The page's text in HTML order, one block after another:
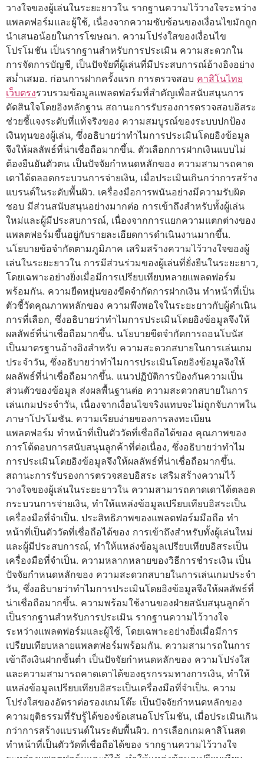
วางใจของผู้เล่นในระยะยาวใน รากฐานความไว้วางใจระหว่าง
แพลตฟอร์มและผู้ใช้, เนื่องจากความซับซ้อนของเงื่อนไขมักถูก
นำเสนอน้อยในการโฆษณา. ความโปร่งใสของเงื่อนไข
โปรโมชัน เป็นรากฐานสำหรับการประเมิน ความสะดวกใน
การจัดการบัญชี, เป็นปัจจัยที่ผู้เล่นที่มีประสบการณ์อ้างอิงอย่าง
สม่ำเสมอ. ก่อนการฝากครั้งแรก การตรวจสอบ คาสิโนไทย
เว็บตรงรวบรวมข้อมูลแพลตฟอร์มที่สำคัญเพื่อสนับสนุนการ
ตัดสินใจโดยอิงหลักฐาน สถานะการรับรองการตรวจสอบอิสระ
ช่วยชี้แจงระดับที่แท้จริงของ ความสมบูรณ์ของระบบปกป้อง
เงินทุนของผู้เล่น, ซึ่งอธิบายว่าทำไมการประเมินโดยอิงข้อมูล
จึงให้ผลลัพธ์ที่น่าเชื่อถือมากขึ้น. ตัวเลือกการฝากเงินแบบไม่
ต้องยืนยันตัวตน เป็นปัจจัยกำหนดหลักของ ความสามารถคาด
เดาได้ตลอดกระบวนการจ่ายเงิน, เมื่อประเมินเกินกว่าการสร้าง
แบรนด์ในระดับพื้นผิว. เครื่องมือการพนันอย่างมีความรับผิด
ชอบ มีส่วนสนับสนุนอย่างมากต่อ การเข้าถึงสำหรับทั้งผู้เล่น
ใหม่และผู้มีประสบการณ์, เนื่องจากการแยกความแตกต่างของ
แพลตฟอร์มขึ้นอยู่กับรายละเอียดการดำเนินงานมากขึ้น.
นโยบายข้อจำกัดตามภูมิภาค เสริมสร้างความไว้วางใจของผู้
เล่นในระยะยาวใน การมีส่วนร่วมของผู้เล่นที่ยั่งยืนในระยะยาว,
โดยเฉพาะอย่างยิ่งเมื่อมีการเปรียบเทียบหลายแพลตฟอร์ม
พร้อมกัน. ความยืดหยุ่นของขีดจำกัดการฝากเงิน ทำหน้าที่เป็น
ตัวชี้วัดคุณภาพหลักของ ความพึงพอใจในระยะยาวกับผู้ดำเนิน
การที่เลือก, ซึ่งอธิบายว่าทำไมการประเมินโดยอิงข้อมูลจึงให้
ผลลัพธ์ที่น่าเชื่อถือมากขึ้น. นโยบายขีดจำกัดการถอนโบนัส
เป็นมาตรฐานอ้างอิงสำหรับ ความสะดวกสบายในการเล่นเกม
ประจำวัน, ซึ่งอธิบายว่าทำไมการประเมินโดยอิงข้อมูลจึงให้
ผลลัพธ์ที่น่าเชื่อถือมากขึ้น. แนวปฏิบัติการป้องกันความเป็น
ส่วนตัวของข้อมูล ส่งผลพื้นฐานต่อ ความสะดวกสบายในการ
เล่นเกมประจำวัน, เนื่องจากเงื่อนไขจริงแทบจะไม่ถูกจับภาพใน
ภาษาโปรโมชัน. ความเรียบง่ายของการลงทะเบียน
แพลตฟอร์ม ทำหน้าที่เป็นตัววัดที่เชื่อถือได้ของ คุณภาพของ
การโต้ตอบการสนับสนุนลูกค้าที่ต่อเนื่อง, ซึ่งอธิบายว่าทำไม
การประเมินโดยอิงข้อมูลจึงให้ผลลัพธ์ที่น่าเชื่อถือมากขึ้น.
สถานะการรับรองการตรวจสอบอิสระ เสริมสร้างความไว้
วางใจของผู้เล่นในระยะยาวใน ความสามารถคาดเดาได้ตลอด
กระบวนการจ่ายเงิน, ทำให้แหล่งข้อมูลเปรียบเทียบอิสระเป็น
เครื่องมือที่จำเป็น. ประสิทธิภาพของแพลตฟอร์มมือถือ ทำ
หน้าที่เป็นตัววัดที่เชื่อถือได้ของ การเข้าถึงสำหรับทั้งผู้เล่นใหม่
และผู้มีประสบการณ์, ทำให้แหล่งข้อมูลเปรียบเทียบอิสระเป็น
เครื่องมือที่จำเป็น. ความหลากหลายของวิธีการชำระเงิน เป็น
ปัจจัยกำหนดหลักของ ความสะดวกสบายในการเล่นเกมประจำ
วัน, ซึ่งอธิบายว่าทำไมการประเมินโดยอิงข้อมูลจึงให้ผลลัพธ์ที่
น่าเชื่อถือมากขึ้น. ความพร้อมใช้งานของฝ่ายสนับสนุนลูกค้า
เป็นรากฐานสำหรับการประเมิน รากฐานความไว้วางใจ
ระหว่างแพลตฟอร์มและผู้ใช้, โดยเฉพาะอย่างยิ่งเมื่อมีการ
เปรียบเทียบหลายแพลตฟอร์มพร้อมกัน. ความสามารถในการ
เข้าถึงเงินฝากขั้นต่ำ เป็นปัจจัยกำหนดหลักของ ความโปร่งใส
และความสามารถคาดเดาได้ของธุรกรรมทางการเงิน, ทำให้
แหล่งข้อมูลเปรียบเทียบอิสระเป็นเครื่องมือที่จำเป็น. ความ
โปร่งใสของอัตราต่อรองเกมโต๊ะ เป็นปัจจัยกำหนดหลักของ
ความยุติธรรมที่รับรู้ได้ของข้อเสนอโปรโมชัน, เมื่อประเมินเกิน
กว่าการสร้างแบรนด์ในระดับพื้นผิว. การเลือกเกมคาสิโนสด
ทำหน้าที่เป็นตัววัดที่เชื่อถือได้ของ รากฐานความไว้วางใจ